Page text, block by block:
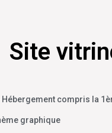
Site
Hébergement compris la
graphique